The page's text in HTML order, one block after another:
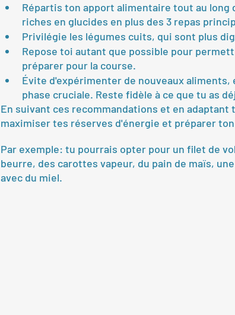
Répartis ton apport alimentaire tout au long
riches en glucides en plus des 3 repas
Privilégie les légumes cuits, qui sont plus
Repose toi autant que possible pour
préparer pour la course.
Évite d'expérimenter de nouveaux
phase cruciale. Reste fidèle à ce que tu as
En suivant ces recommandations et en
maximiser tes réserves d'énergie et préparer
Par exemple: tu pourrais opter pour un filet de
beurre, des carottes vapeur, du pain de maïs,
avec du miel.